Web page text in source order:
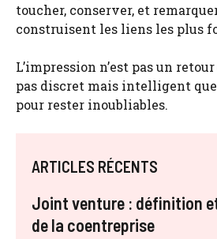
toucher, conserver, et
construisent les liens les plus
L’impression n’est pas un
pas discret mais intelligent
pour rester inoubliables.
ARTICLES RÉCENTS
Joint venture : définition
de la coentreprise